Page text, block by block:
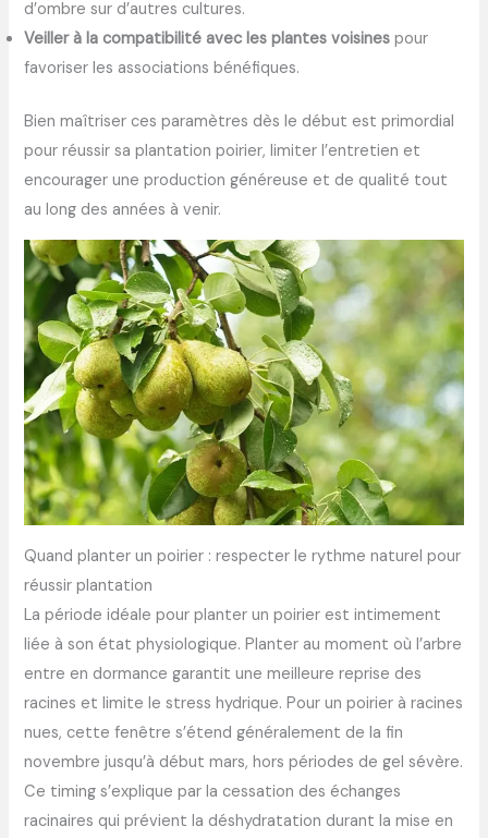
d’ombre sur d’autres cultures.
Veiller à la compatibilité avec les plantes voisines pour
favoriser les associations bénéfiques.
Bien maîtriser ces paramètres dès le début est primordial
pour réussir sa plantation poirier, limiter l’entretien et
encourager une production généreuse et de qualité tout
au long des années à venir.
Quand planter un poirier : respecter le rythme naturel pour
réussir plantation
La période idéale pour planter un poirier est intimement
liée à son état physiologique. Planter au moment où l’arbre
entre en dormance garantit une meilleure reprise des
racines et limite le stress hydrique. Pour un poirier à racines
nues, cette fenêtre s’étend généralement de la fin
novembre jusqu’à début mars, hors périodes de gel sévère.
Ce timing s’explique par la cessation des échanges
racinaires qui prévient la déshydratation durant la mise en